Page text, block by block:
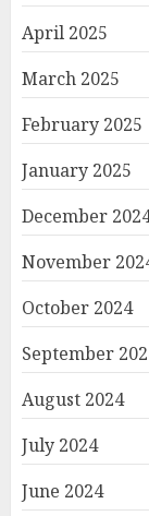
April 2025
March 2025
February 2025
January 2025
December
November
October 2024
September
August 2024
July 2024
June 2024